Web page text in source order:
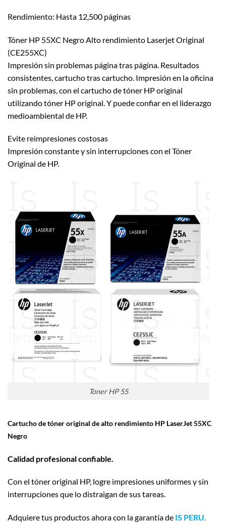
Rendimiento: Hasta 12,500 páginas
Tóner HP 55XC Negro Alto rendimiento Laserjet Original
(CE255XC)
Impresión sin problemas página tras página. Resultados
consistentes, cartucho tras cartucho. Impresión en la oficina
sin problemas, con el cartucho de tóner HP original
utilizando tóner HP original. Y puede confiar en el liderazgo
medioambiental de HP.
Evite reimpresiones costosas
Impresión constante y sin interrupciones con el Tóner
Original de HP.
Toner HP 55
Cartucho de tóner original de alto rendimiento HP LaserJet 55XC
Negro
Calidad profesional confiable.
Con el tóner original HP, logre impresiones uniformes y sin
interrupciones que lo distraigan de sus tareas.
Adquiere tus productos ahora con la garantía de IS PERU.